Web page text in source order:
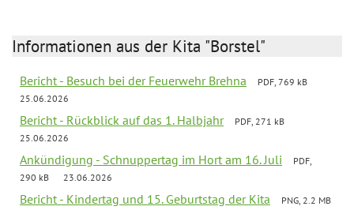
Informationen aus der Kita "Borstel"
Bericht - Besuch bei der Feuerwehr Brehna
PDF, 769 kB
25.06.2026
Bericht - Rückblick auf das 1. Halbjahr
PDF, 271 kB
25.06.2026
Ankündigung - Schnuppertag im Hort am 16. Juli
PDF,
290 kB
23.06.2026
Bericht - Kindertag und 15. Geburtstag der Kita
PNG, 2.2 MB